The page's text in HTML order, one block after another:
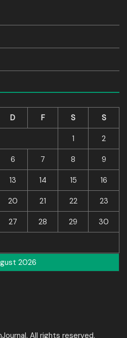
2026
D F S S
1 2
6 7 8 9
13 14 15 16
20 21 22 23
27 28 29 30
All rights reserved.